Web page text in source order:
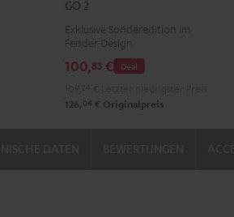
Teufel
ROCKSTER
2
&
GO 2
Exklusive Sonderedition im
Fender Design
Deal
100,83 €
126, 04 € Originalpreis